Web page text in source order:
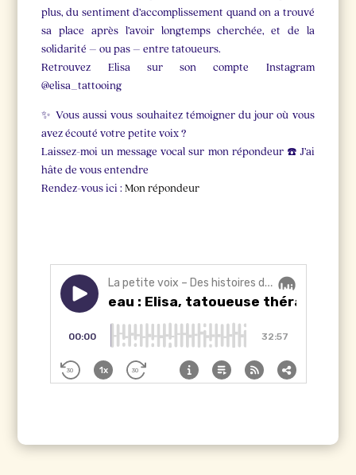
plus, du sentiment d’accomplissement quand on a trouvé
sa place après l’avoir longtemps cherchée, et de la
solidarité – ou pas – entre tatoueurs.
Retrouvez Elisa sur son compte Instagram
@elisa_tattooing
✨ Vous aussi vous souhaitez témoigner du jour où vous
avez écouté votre petite voix ?
Laissez-moi un message vocal sur mon répondeur ☎️ J’ai
hâte de vous entendre
Rendez-vous ici :Mon répondeur